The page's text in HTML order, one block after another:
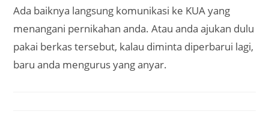
Ada baiknya langsung komunikasi ke KUA yang
menangani pernikahan anda. Atau anda ajukan dulu
pakai berkas tersebut, kalau diminta diperbarui lagi,
baru anda mengurus yang anyar.